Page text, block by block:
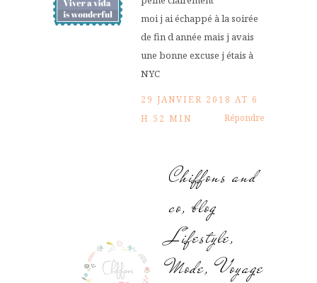
moi j ai échappé à la soirée
de fin d année mais j avais
une bonne excuse j étais à
NYC
29 JANVIER 2018 AT 6
H 52 MIN
Répondre
Chiffons and
co, blog
Lifestyle,
Mode, Voyage